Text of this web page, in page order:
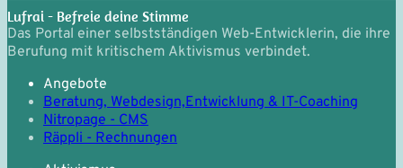
Lufrai - Befreie deine Stimme
Das Portal einer selbstständigen Web-Entwicklerin, die ihre
Berufung mit kritischem Aktivismus verbindet.
Angebote
Beratung, Webdesign,Entwicklung & IT-Coaching
Nitropage - CMS
Räppli - Rechnungen